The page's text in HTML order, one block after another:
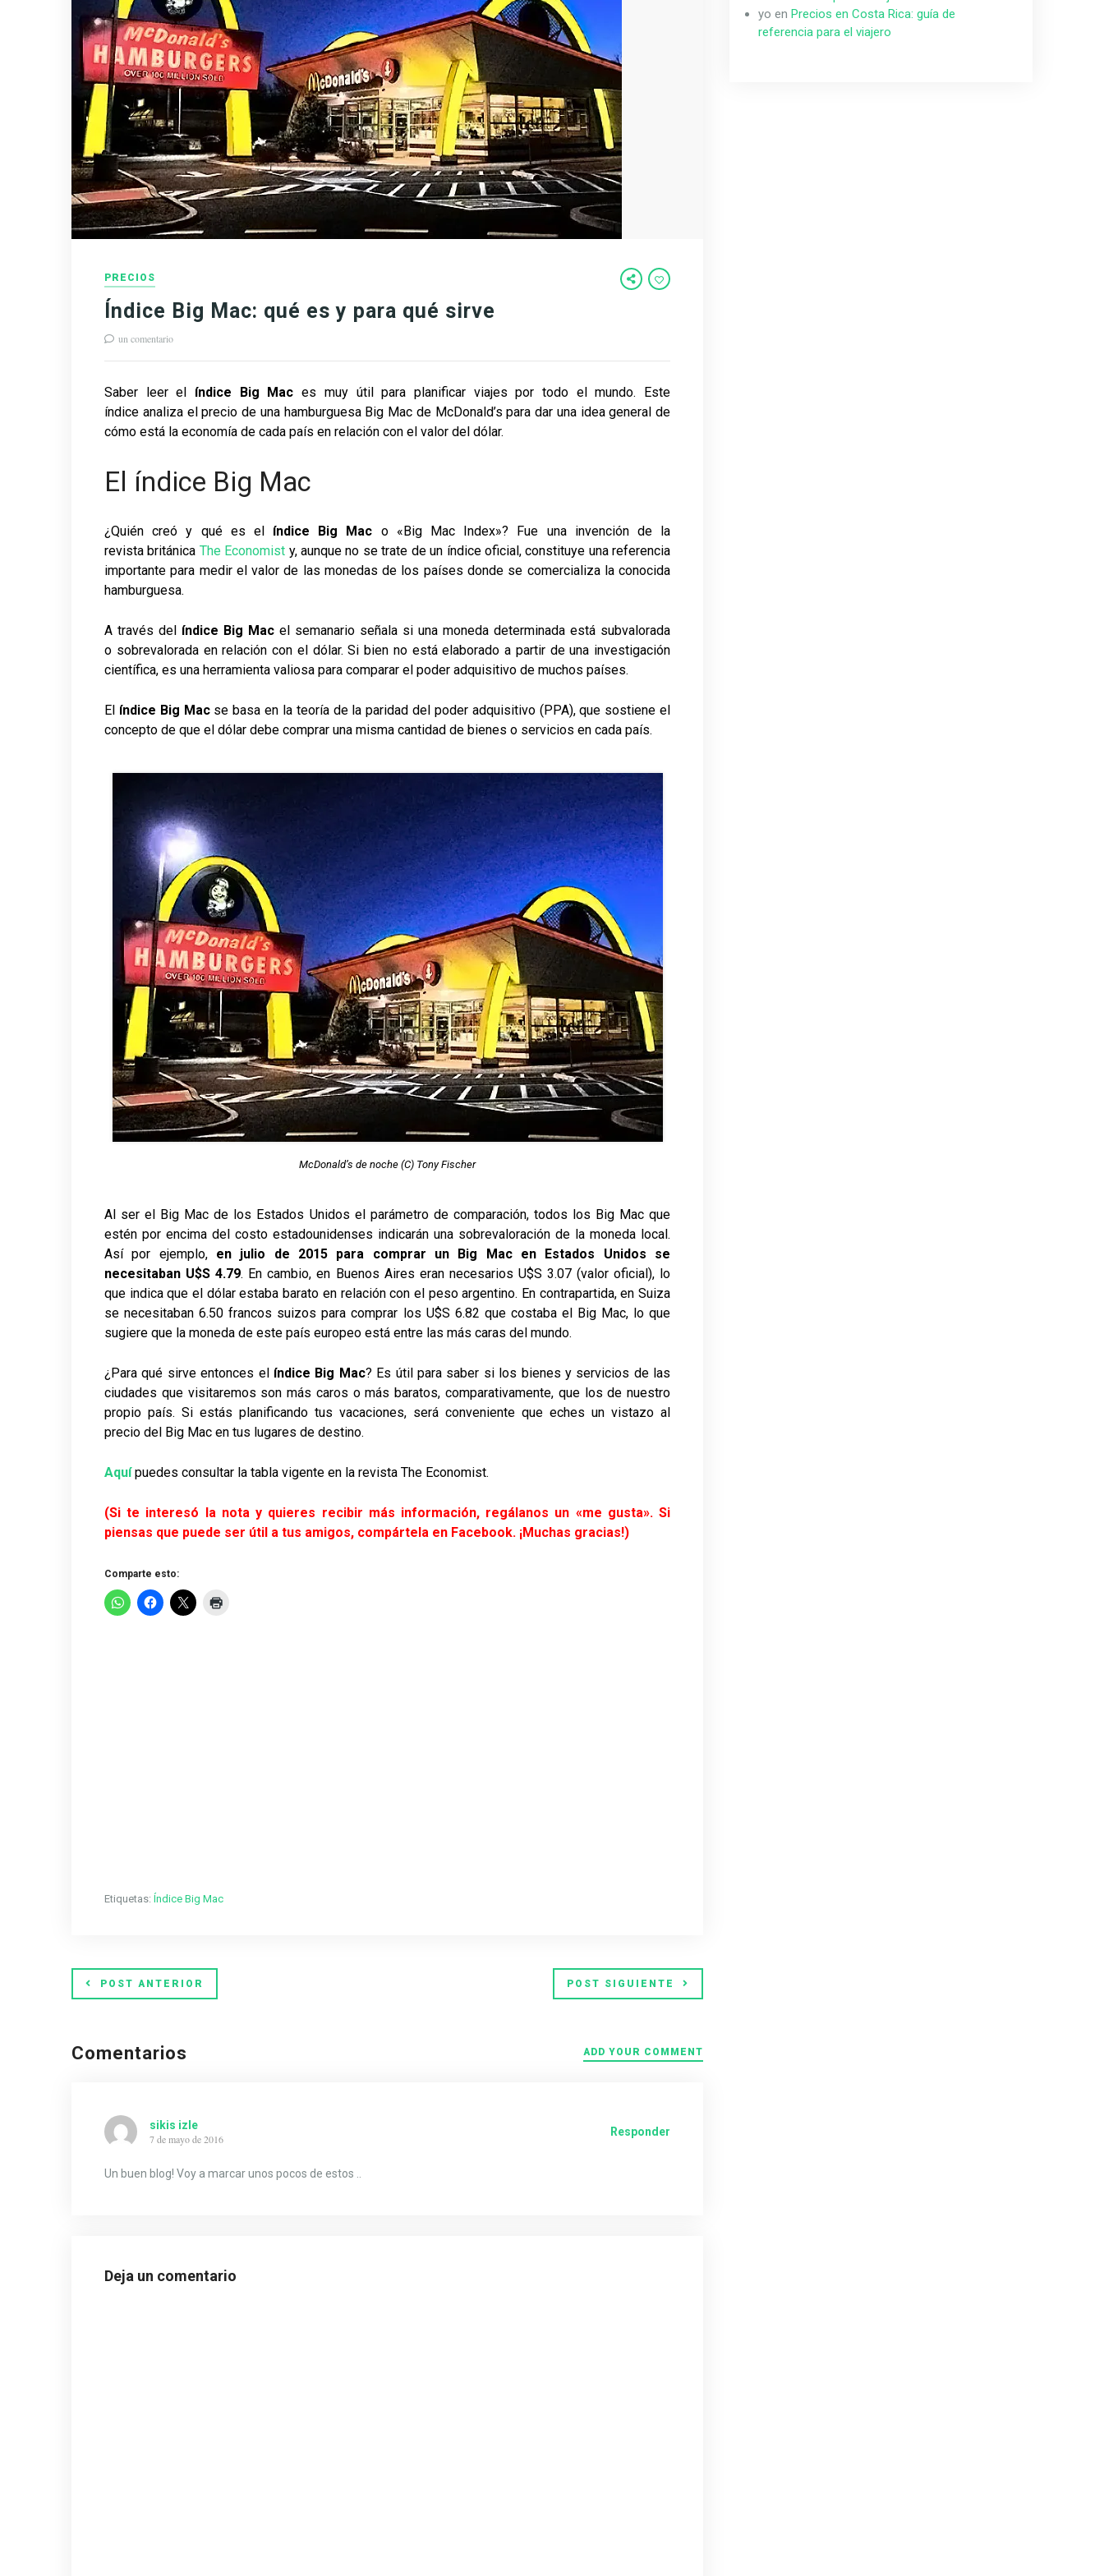
PRECIOS
Índice Big Mac: qué es y para qué sirve
un comentario
Saber leer el índice Big Mac es muy útil para planificar viajes por todo el mundo. Este
índice analiza el precio de una hamburguesa Big Mac de McDonald’s para dar una idea general de
cómo está la economía de cada país en relación con el valor del dólar.
El índice Big Mac
¿Quién creó y qué es el índice Big Mac o «Big Mac Index»? Fue una invención de la
revista británica The Economist y, aunque no se trate de un índice oficial, constituye una referencia
importante para medir el valor de las monedas de los países donde se comercializa la conocida
hamburguesa.
A través del índice Big Mac el semanario señala si una moneda determinada está subvalorada
o sobrevalorada en relación con el dólar. Si bien no está elaborado a partir de una investigación
científica, es una herramienta valiosa para comparar el poder adquisitivo de muchos países.
El índice Big Macse basa en la teoría de la paridad del poder adquisitivo (PPA), que sostiene el
concepto de que el dólar debe comprar una misma cantidad de bienes o servicios en cada país.
McDonald’s de noche (C) Tony Fischer
Al ser el Big Mac de los Estados Unidos el parámetro de comparación, todos los Big Mac que
estén por encima del costo estadounidenses indicarán una sobrevaloración de la moneda local.
Así por ejemplo, en julio de 2015 para comprar un Big Mac en Estados Unidos se
necesitaban U$S 4.79. En cambio, en Buenos Aires eran necesarios U$S 3.07 (valor oficial), lo
que indica que el dólar estaba barato en relación con el peso argentino. En contrapartida, en Suiza
se necesitaban 6.50 francos suizos para comprar los U$S 6.82 que costaba el Big Mac, lo que
sugiere que la moneda de este país europeo está entre las más caras del mundo.
¿Para qué sirve entonces el índice Big Mac? Es útil para saber si los bienes y servicios de las
ciudades que visitaremos son más caros o más baratos, comparativamente, que los de nuestro
propio país. Si estás planificando tus vacaciones, será conveniente que eches un vistazo al
precio del Big Mac en tus lugares de destino.
Aquípuedes consultar la tabla vigente en la revista The Economist.
(Si te interesó la nota y quieres recibir más información, regálanos un «me gusta». Si
piensas que puede ser útil a tus amigos, compártela en Facebook. ¡Muchas gracias!)
Comparte esto:
Etiquetas: Índice Big Mac
POST ANTERIOR POST SIGUIENTE
Comentarios ADD YOUR COMMENT
sikis izle
7 de mayo de 2016
Responder
Un buen blog! Voy a marcar unos pocos de estos ..
Deja un comentario
yo enPrecios en Costa Rica: guía de
referencia para el viajero